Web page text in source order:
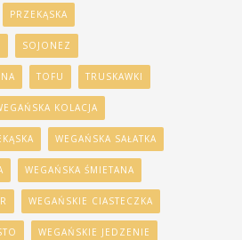
PRZEKĄSKA
SOJONEZ
TOFU TRUSKAWKI
KOLACJA
WEGAŃSKA SAŁATKA
WEGAŃSKA ŚMIETANA
WEGAŃSKIE CIASTECZKA
WEGAŃSKIE JEDZENIE